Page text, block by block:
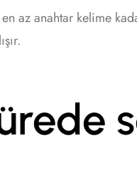
az anahtar kelime